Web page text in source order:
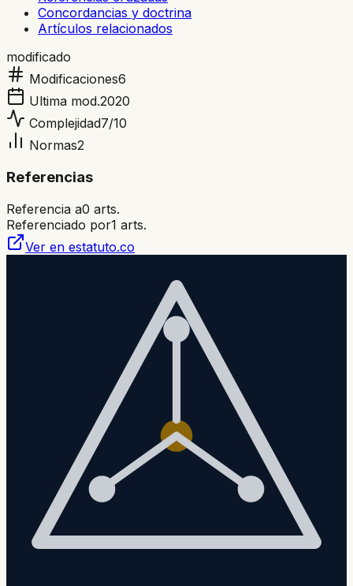
Concordancias y doctrina
Artículos relacionados
modificado
Modificaciones6
Ultima mod.2020
Complejidad7/10
Normas2
Referencias
Referencia a0 arts.
Referenciado por1 arts.
Ver en estatuto.co